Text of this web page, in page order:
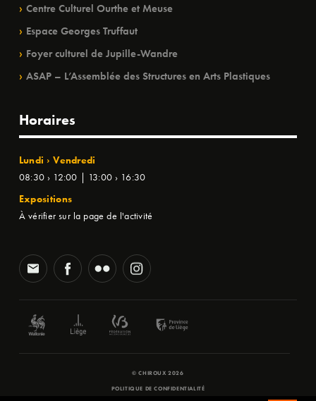
Centre Culturel Ourthe et Meuse
Espace Georges Truffaut
Foyer culturel de Jupille-Wandre
ASAP – L’Assemblée des Structures en Arts Plastiques
Horaires
Lundi › Vendredi
08:30 › 12:00 | 13:00 › 16:30
Expositions
À vérifier sur la page de l'activité
© CHIROUX 2026
POLITIQUE DE CONFIDENTIALITÉ